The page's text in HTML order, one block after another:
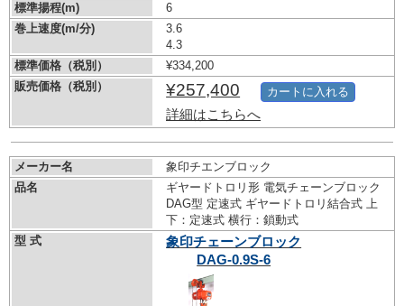
標準揚程(m)
6
巻上速度(m/分)
3.6
4.3
標準価格（税別）
¥334,200
販売価格（税別）
¥257,400
詳細はこちらへ
カートに入れる
メーカー名
象印チエンブロック
品名
ギヤードトロリ形 電気チェーンブロック
DAG型 定速式 ギヤードトロリ結合式 上
下：定速式 横行：鎖動式
型 式
象印チェーンブロック
DAG-0.9S-6